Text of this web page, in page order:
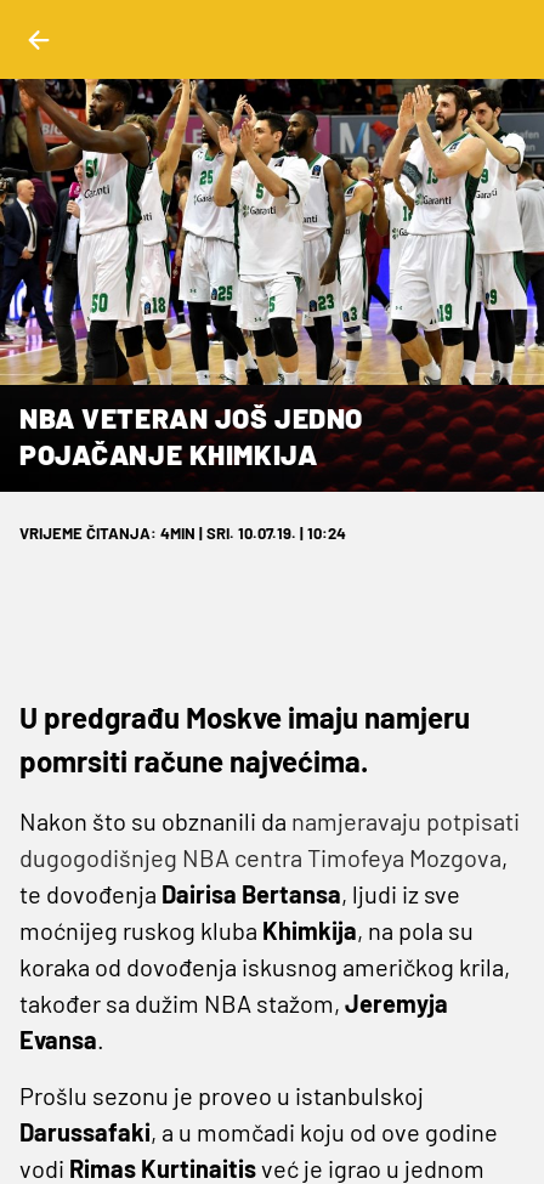
NBA VETERAN JOŠ JEDNO
POJAČANJE KHIMKIJA
VRIJEME ČITANJA: 4MIN | SRI. 10.07.19. | 10:24
U predgrađu Moskve imaju namjeru
pomrsiti račune najvećima.
Nakon što su obznanili da namjeravaju potpisati
dugogodišnjeg NBA centra Timofeya Mozgova,
te dovođenja Dairisa Bertansa, ljudi iz sve
moćnijeg ruskog kluba Khimkija, na pola su
koraka od dovođenja iskusnog američkog krila,
također sa dužim NBA stažom, Jeremyja
Evansa.
Prošlu sezonu je proveo u istanbulskoj
Darussafaki, a u momčadi koju od ove godine
vodi Rimas Kurtinaitisveć je igrao u jednom